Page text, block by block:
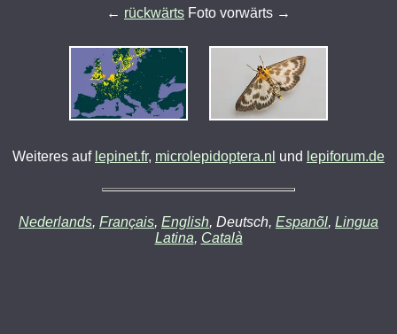
← rückwärts Foto vorwärts →
Weiteres auf lepinet.fr, microlepidoptera.nl und lepiforum.de
Nederlands, Français, English, Deutsch, Espanõl, Lingua
Latina, Català